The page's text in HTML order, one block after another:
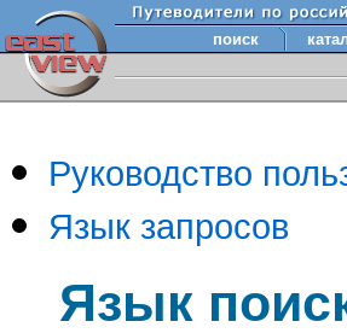
поиск
Руководство
Язык запросов
Язык